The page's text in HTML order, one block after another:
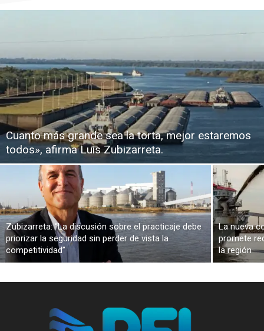
Cuanto más grande sea la torta, mejor estaremos
todos», afirma Luis Zubizarreta.
Zubizarreta: “La discusión sobre el practicaje debe
priorizar la seguridad sin perder de vista la
competitividad”
La nueva
promete
la región